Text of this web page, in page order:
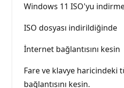
Windows 11 ISO'yu
ISO dosyası indirildiğinde
İnternet bağlantısını kesin
Fare ve klavye haricindeki
bağlantısını kesin.